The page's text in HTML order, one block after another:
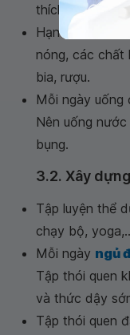
thích nhu động
Hạn chế thức
nóng, các chất
bia, rượu.
Mỗi ngày uống
Nên uống
bụng.
3.2. Xây
Tập luyện thể
chạy bộ,
Mỗi ngày ngủ
Tập thói quen
và thức dậy
Tập thói quen